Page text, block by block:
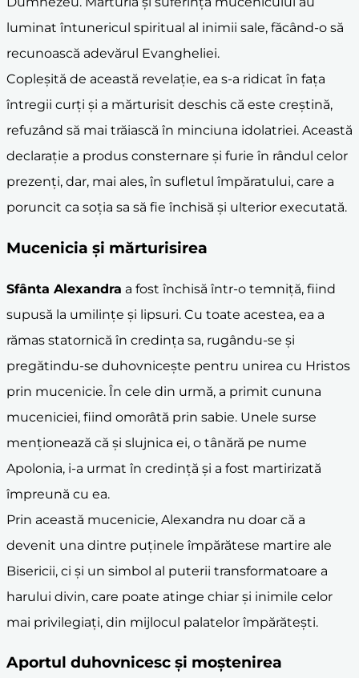
luminat întunericul spiritual al inimii sale, făcând-o să
recunoască adevărul Evangheliei.
Copleșită de această revelație, ea s-a ridicat în fața
întregii curți și a mărturisit deschis că este creștină,
refuzând să mai trăiască în minciuna idolatriei. Această
declarație a produs consternare și furie în rândul celor
prezenți, dar, mai ales, în sufletul împăratului, care a
poruncit ca soția sa să fie închisă și ulterior executată.
Mucenicia și mărturisirea
Sfânta Alexandra a fost închisă într-o temniță, fiind
supusă la umilințe și lipsuri. Cu toate acestea, ea a
rămas statornică în credința sa, rugându-se și
pregătindu-se duhovnicește pentru unirea cu Hristos
prin mucenicie. În cele din urmă, a primit cununa
muceniciei, fiind omorâtă prin sabie. Unele surse
menționează că și slujnica ei, o tânără pe nume
Apolonia, i-a urmat în credință și a fost martirizată
împreună cu ea.
Prin această mucenicie, Alexandra nu doar că a
devenit una dintre puținele împărătese martire ale
Bisericii, ci și un simbol al puterii transformatoare a
harului divin, care poate atinge chiar și inimile celor
mai privilegiați, din mijlocul palatelor împărătești.
Aportul duhovnicesc și moștenirea